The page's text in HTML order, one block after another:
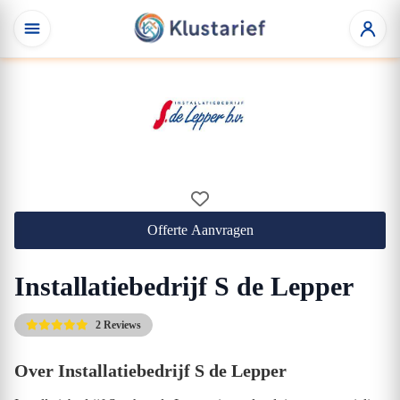
Offerte Aanvragen
Installatiebedrijf S de Lepper
2 Reviews
Over Installatiebedrijf S de Lepper